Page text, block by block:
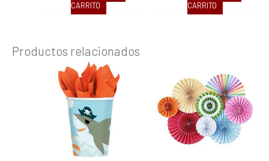
CARRITO
CARRITO
Productos relacionados